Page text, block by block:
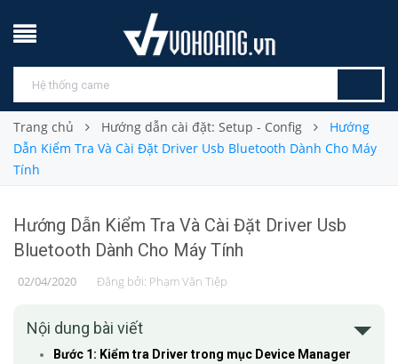
Trang chủ Hướng dẫn cài đặt: Setup - Config
Hướng
Dẫn Kiểm Tra Và Cài Đặt Driver Usb Bluetooth Dành Cho Máy
Tính
Hướng Dẫn Kiểm Tra Và Cài Đặt Driver Usb
Bluetooth Dành Cho Máy Tính
02/04/2020 Đăng bởi: Phạm Văn Tiệp
Nội dung bài viết
Bước 1: Kiểm tra Driver trong mục Device Manager